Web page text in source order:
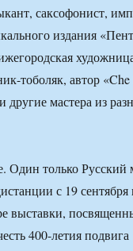
саксофонист,
издания
тоболяк, автор «Che
мастера из
Один только Русский
с 19 сентября
выставки,
400-летия подвига